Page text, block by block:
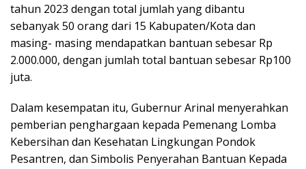
tahun 2023 dengan total jumlah yang dibantu
sebanyak 50 orang dari 15 Kabupaten/Kota dan
masing- masing mendapatkan bantuan sebesar Rp
2.000.000, dengan jumlah total bantuan sebesar Rp100
juta.
Dalam kesempatan itu, Gubernur Arinal menyerahkan
pemberian penghargaan kepada Pemenang Lomba
Kebersihan dan Kesehatan Lingkungan Pondok
Pesantren, dan Simbolis Penyerahan Bantuan Kepada